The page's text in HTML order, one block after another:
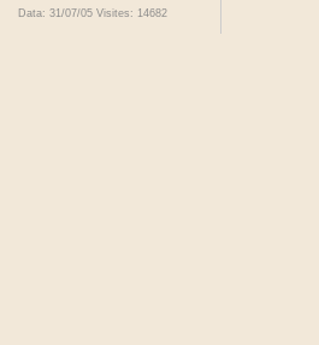
Data: 31/07/05 Visites: 14682